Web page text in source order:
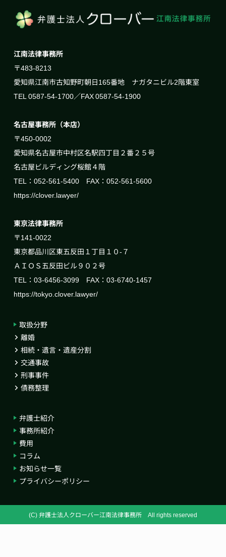
江南法律事務所
〒483-8213
愛知県江南市古知野町朝日165番地 ナガタニビル2階東室
TEL 0587-54-1700／FAX 0587-54-1900
名古屋事務所（本店）
〒450-0002
愛知県名古屋市中村区名駅四丁目２番２５号
名古屋ビルディング桜館４階
TEL：052-561-5400 FAX：052-561-5600
https://clover.lawyer/
東京法律事務所
〒141-0022
東京都品川区東五反田１丁目１０-７
ＡＩＯＳ五反田ビル９０２号
TEL：03-6456-3099 FAX：03-6740-1457
https://tokyo.clover.lawyer/
取扱分野
離婚
相続・遺言・遺産分割
交通事故
刑事事件
債務整理
弁護士紹介
事務所紹介
費用
コラム
お知らせ一覧
プライバシーポリシー
(C) 弁護士法人クローバー江南法律事務所 All rights reserved